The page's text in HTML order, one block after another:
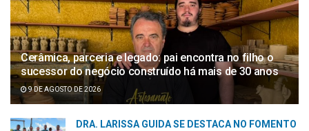
Cerâmica, parceria e legado: pai encontra no filho o
sucessor do negócio construído há mais de 30 anos
9 DE AGOSTO DE 2026
DRA. LARISSA GUIDA SE DESTACA NO FOMENTO